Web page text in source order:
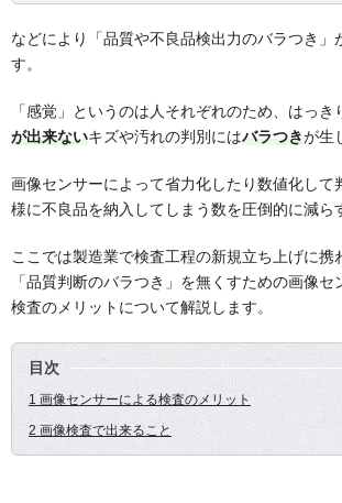
などにより「品質や不良品検出力のバラつき」
す。
「感覚」というのは人それぞれのため、はっき
が出来ないキズや汚れの判別にはバラつきが生
画像センサーによって省力化したり数値化して
様に不良品を納入してしまう数を圧倒的に減ら
ここでは製造業で検査工程の新規立ち上げに携
「品質判断のバラつき」を無くすための画像
検査のメリットについて解説します。
目次
1 画像センサーによる検査のメリット
2 画像検査で出来ること